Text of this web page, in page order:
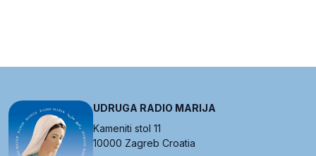
UDRUGA RADIO MARIJA
Kameniti stol 11
10000 Zagreb Croatia